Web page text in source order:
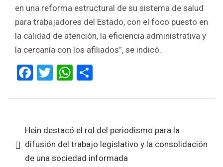
en una reforma estructural de su sistema de salud
para trabajadores del Estado, con el foco puesto en
la calidad de atención, la eficiencia administrativa y
la cercanía con los afiliados”, se indicó.
F
ce
o
o
T
tt
W
at
A
p
ar
entradas
Hein destacó el rol del periodismo para la
difusión del trabajo legislativo y la consolidación
de una sociedad informada